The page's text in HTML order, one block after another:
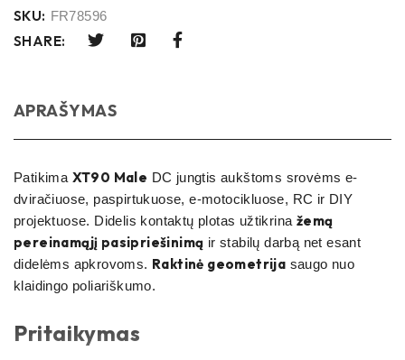
SKU: FR78596
SHARE:
APRAŠYMAS
Patikima XT90 Male DC jungtis aukštoms srovėms e-
dviračiuose, paspirtukuose, e-motocikluose, RC ir DIY
projektuose. Didelis kontaktų plotas užtikrina žemą
pereinamąjį pasipriešinimą ir stabilų darbą net esant
didelėms apkrovoms. Raktinė geometrija saugo nuo
klaidingo poliariškumo.
Pritaikymas